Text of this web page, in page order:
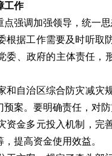
工作
调加强领导，统一思
工作需要及时听取
委、政府的主体责任
治区综合防灾减灾
案。要明确责任，对
多元投入机制，完
提高资金使用效益。